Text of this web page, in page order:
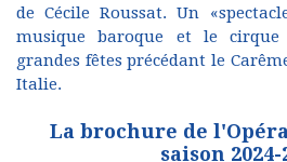
de Cécile Roussat. Un
musique baroque et le
grandes fêtes précédant le
Italie.
La brochure de
saison 2024-